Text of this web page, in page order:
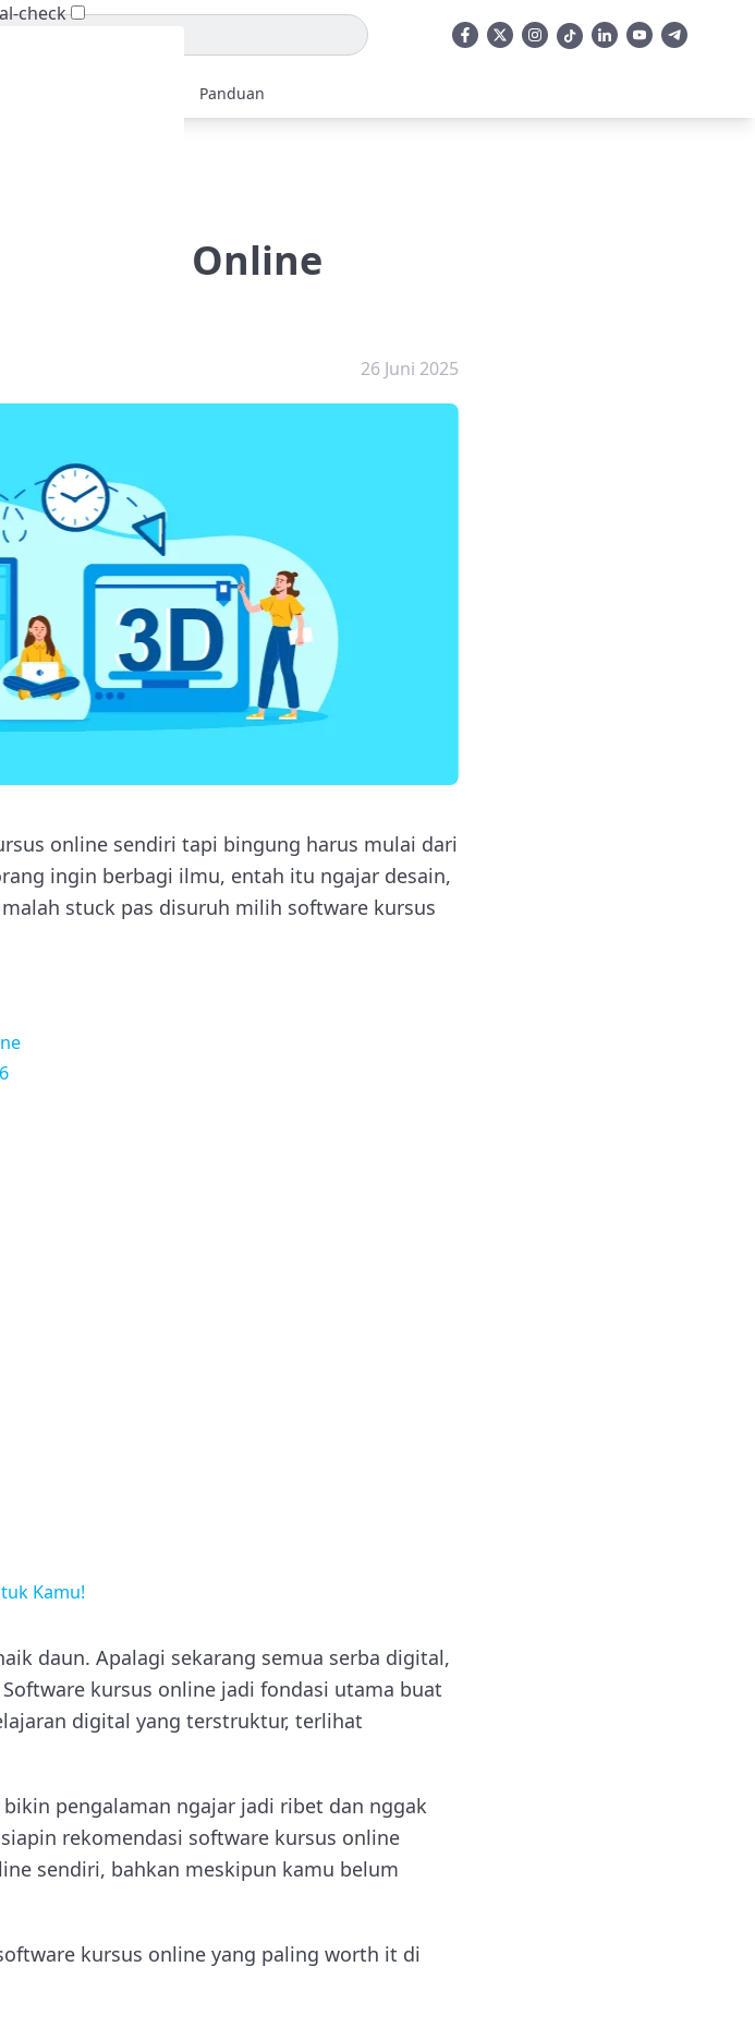
Panduan
Kursus Online
26 Juni 2025
online sendiri tapi bingung harus mulai dari
ingin berbagi ilmu, entah itu ngajar desain,
stuck pas disuruh milih software kursus
Kamu!
daun. Apalagi sekarang semua serba digital,
kursus online jadi fondasi utama buat
digital yang terstruktur, terlihat
pengalaman ngajar jadi ribet dan nggak
rekomendasi software kursus online
sendiri, bahkan meskipun kamu belum
kursus online yang paling worth it di
check